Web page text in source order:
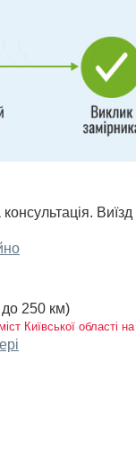
до 250 км)
Київської області